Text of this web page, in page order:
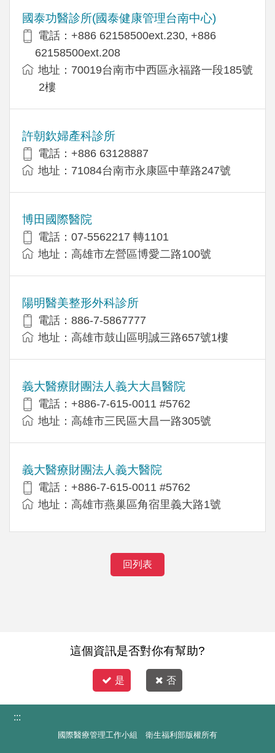
國泰功醫診所(國泰健康管理台南中心)
電話：+886 62158500ext.230, +886
62158500ext.208
地址：70019台南市中西區永福路一段185號
2樓
許朝欽婦產科診所
電話：+886 63128887
地址：71084台南市永康區中華路247號
博田國際醫院
電話：07-5562217 轉1101
地址：高雄市左營區博愛二路100號
陽明醫美整形外科診所
電話：886-7-5867777
地址：高雄市鼓山區明誠三路657號1樓
義大醫療財團法人義大大昌醫院
電話：+886-7-615-0011 #5762
地址：高雄市三民區大昌一路305號
義大醫療財團法人義大醫院
電話：+886-7-615-0011 #5762
地址：高雄市燕巢區角宿里義大路1號
回列表
這個資訊是否對你有幫助?
是 否
:::
國際醫療管理工作小組 衛生福利部版權所有